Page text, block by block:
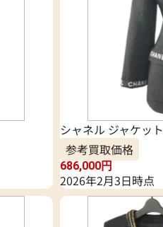
シャネル ジャケット
参考買取価格
686,000円
2026年2月3日時点